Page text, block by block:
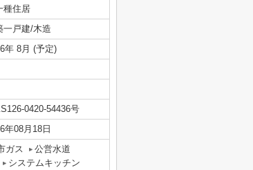
種住居
一戸建/木造
年 8月 (予定)
0420-54436号
年08月18日
ガス
公営水道
システムキッチン